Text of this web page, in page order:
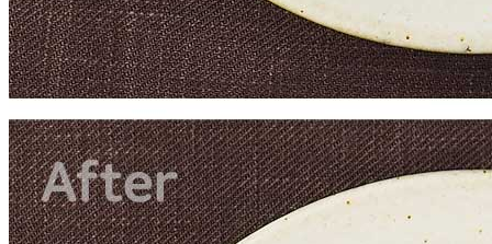
반품/교환 정보
판매자명
온국민 신선몰
010-7517-8249
반품/교환
배송비
반품 배송비: 반품 배송비 20,000원
교환 배송비: 교환 배송비 10,000원